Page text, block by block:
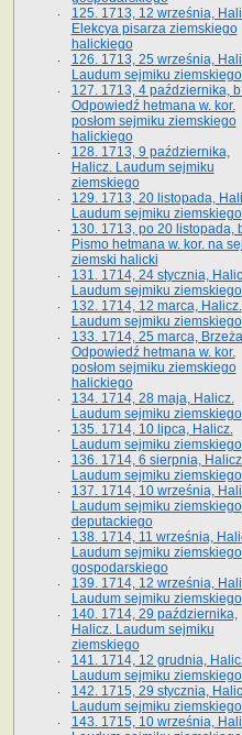
125. 1713, 12 września,
Elekcya pisarza ziemskiego
halickiego
126. 1713, 25 września,
Laudum sejmiku ziemskiego
127. 1713, 4 października,
Odpowiedź hetmana w. kor.
posłom sejmiku ziemskiego
halickiego
128. 1713, 9 października,
Halicz. Laudum sejmiku
ziemskiego
129. 1713, 20 listopada,
Laudum sejmiku ziemskiego
130. 1713, po 20 listopada,
Pismo hetmana w. kor. na
ziemski halicki
131. 1714, 24 stycznia,
Laudum sejmiku ziemskiego
132. 1714, 12 marca, Halicz.
Laudum sejmiku ziemskiego
133. 1714, 25 marca,
Odpowiedź hetmana w. kor.
posłom sejmiku ziemskiego
halickiego
134. 1714, 28 maja, Halicz.
Laudum sejmiku ziemskiego
135. 1714, 10 lipca, Halicz.
Laudum sejmiku ziemskiego
136. 1714, 6 sierpnia,
Laudum sejmiku ziemskiego
137. 1714, 10 września,
Laudum sejmiku ziemskiego
deputackiego
138. 1714, 11 września,
Laudum sejmiku ziemskiego
gospodarskiego
139. 1714, 12 września,
Laudum sejmiku ziemskiego
140. 1714, 29 października,
Halicz. Laudum sejmiku
ziemskiego
141. 1714, 12 grudnia,
Laudum sejmiku ziemskiego
142. 1715, 29 stycznia,
Laudum sejmiku ziemskiego
143. 1715, 10 września,